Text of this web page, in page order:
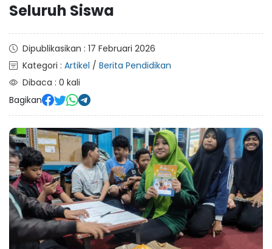
Seluruh Siswa
Dipublikasikan : 17 Februari 2026
Kategori : Artikel / Berita Pendidikan
Dibaca : 0 kali
Bagikan